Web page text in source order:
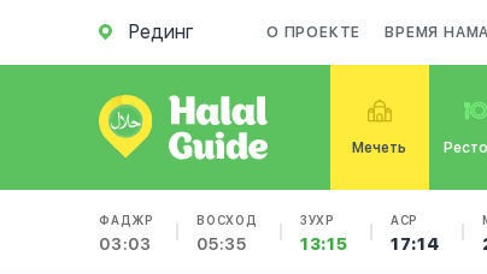
Рединг О ПРОЕКТЕ ВРЕМЯ
Мечеть
ФАДЖР
03:03
ВОСХОД
05:35
ЗУХР
13:15
АСР
17:14